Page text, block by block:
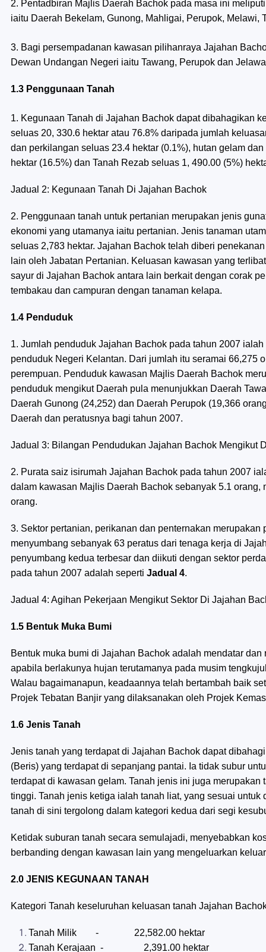
2. Pentadbiran Majlis Daerah Bachok pada masa ini
iaitu Daerah Bekelam, Gunong, Mahligai, Perupok, Melawi,
3. Bagi persempadanan kawasan pilihanraya Jajahan
Dewan Undangan Negeri iaitu Tawang, Perupok dan
1.3 Penggunaan Tanah
1. Kegunaan Tanah di Jajahan Bachok dapat dibahagikan
seluas 20, 330.6 hektar atau 76.8% daripada jumlah
dan perkilangan seluas 23.4 hektar (0.1%), hutan gelam
hektar (16.5%) dan Tanah Rezab seluas 1, 490.00 (5%)
Jadual 2: Kegunaan Tanah Di Jajahan Bachok
2. Penggunaan tanah untuk pertanian merupakan jenis
ekonomi yang utamanya iaitu pertanian. Jenis tanaman
seluas 2,783 hektar. Jajahan Bachok telah diberi
lain oleh Jabatan Pertanian. Keluasan kawasan yang
sayur di Jajahan Bachok antara lain berkait dengan corak
tembakau dan campuran dengan tanaman kelapa.
1.4 Penduduk
1. Jumlah penduduk Jajahan Bachok pada tahun 2007
penduduk Negeri Kelantan. Dari jumlah itu seramai 66,275
perempuan. Penduduk kawasan Majlis Daerah Bachok
penduduk mengikut Daerah pula menunjukkan Daerah
Daerah Gunong (24,252) dan Daerah Perupok (19,366
Daerah dan peratusnya bagi tahun 2007.
Jadual 3: Bilangan Pendudukan Jajahan Bachok Mengikut
2. Purata saiz isirumah Jajahan Bachok pada tahun 2007
dalam kawasan Majlis Daerah Bachok sebanyak 5.1
orang.
3. Sektor pertanian, perikanan dan penternakan
menyumbang sebanyak 63 peratus dari tenaga kerja di
penyumbang kedua terbesar dan diikuti dengan sektor
pada tahun 2007 adalah seperti Jadual 4.
Jadual 4: Agihan Pekerjaan Mengikut Sektor Di Jajahan
1.5 Bentuk Muka Bumi
Bentuk muka bumi di Jajahan Bachok adalah mendatar
apabila berlakunya hujan terutamanya pada musim
Walau bagaimanapun, keadaannya telah bertambah baik
Projek Tebatan Banjir yang dilaksanakan oleh Projek
1.6 Jenis Tanah
Jenis tanah yang terdapat di Jajahan Bachok dapat
(Beris) yang terdapat di sepanjang pantai. Ia tidak subur
terdapat di kawasan gelam. Tanah jenis ini juga
tinggi. Tanah jenis ketiga ialah tanah liat, yang sesuai
tanah di sini tergolong dalam kategori kedua dari segi
Ketidak suburan tanah secara semulajadi, menyebabkan
berbanding dengan kawasan lain yang mengeluarkan
2.0 JENIS KEGUNAAN TANAH
Kategori Tanah keseluruhan keluasan tanah Jajahan
Tanah Milik - 22,582.00 hektar
Tanah Kerajaan - 2,391.00 hektar